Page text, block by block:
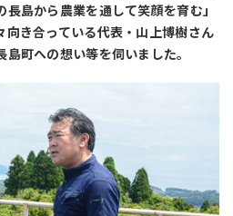
長島から農業を通して笑顔を育む」
向き合っている代表・山上博樹さん
町への想い等を伺いました。